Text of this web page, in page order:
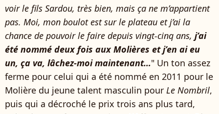
voir le fils Sardou, très bien, mais ça ne m’appartient
pas. Moi, mon boulot est sur le plateau et j’ai la
chance de pouvoir le faire depuis vingt-cinq ans, j’ai
été nommé deux fois aux Molières et j’en ai eu
un, ça va, lâchez-moi maintenant…" Un ton assez
ferme pour celui qui a été nommé en 2011 pour le
Molière du jeune talent masculin pour Le Nombril,
puis qui a décroché le prix trois ans plus tard,